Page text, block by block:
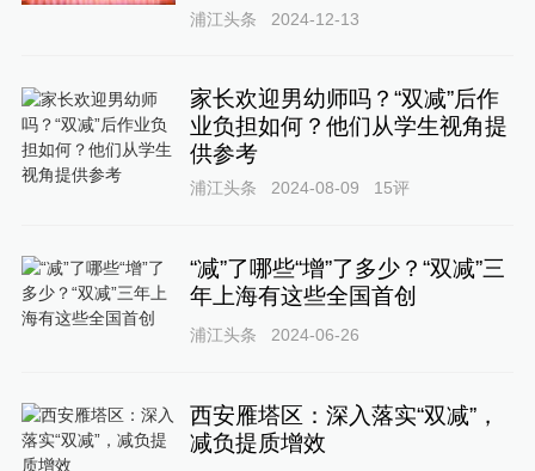
浦江头条 2024-12-13
家长欢迎男幼师吗？“双减”后作
业负担如何？他们从学生视角提
供参考
浦江头条 2024-08-09 15评
“减”了哪些“增”了多少？“双减”三
年上海有这些全国首创
浦江头条 2024-06-26
西安雁塔区：深入落实“双减”，
减负提质增效